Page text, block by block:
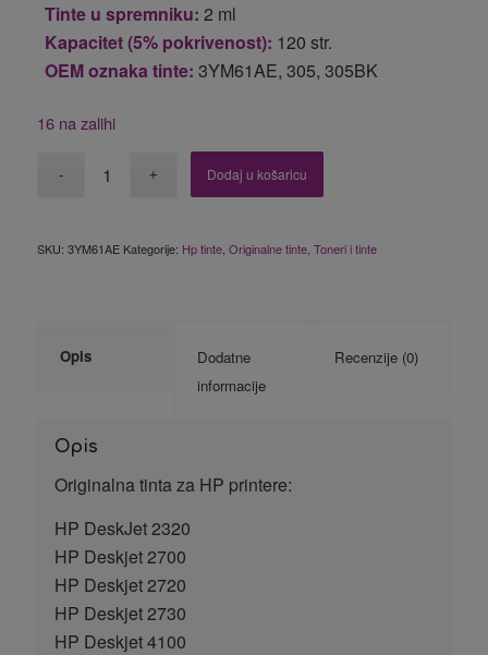
Tinte u spremniku: 2 ml
Kapacitet (5% pokrivenost): 120 str.
OEM oznaka tinte: 3YM61AE, 305, 305BK
16 na zalihi
Dodaj u košaricu
SKU: 3YM61AE Kategorije: Hp tinte, Originalne tinte, Toneri i tinte
Opis
Dodatne
informacije
Recenzije (0)
Opis
Originalna tinta za HP printere:
HP DeskJet 2320
HP Deskjet 2700
HP Deskjet 2720
HP Deskjet 2730
HP Deskjet 4100